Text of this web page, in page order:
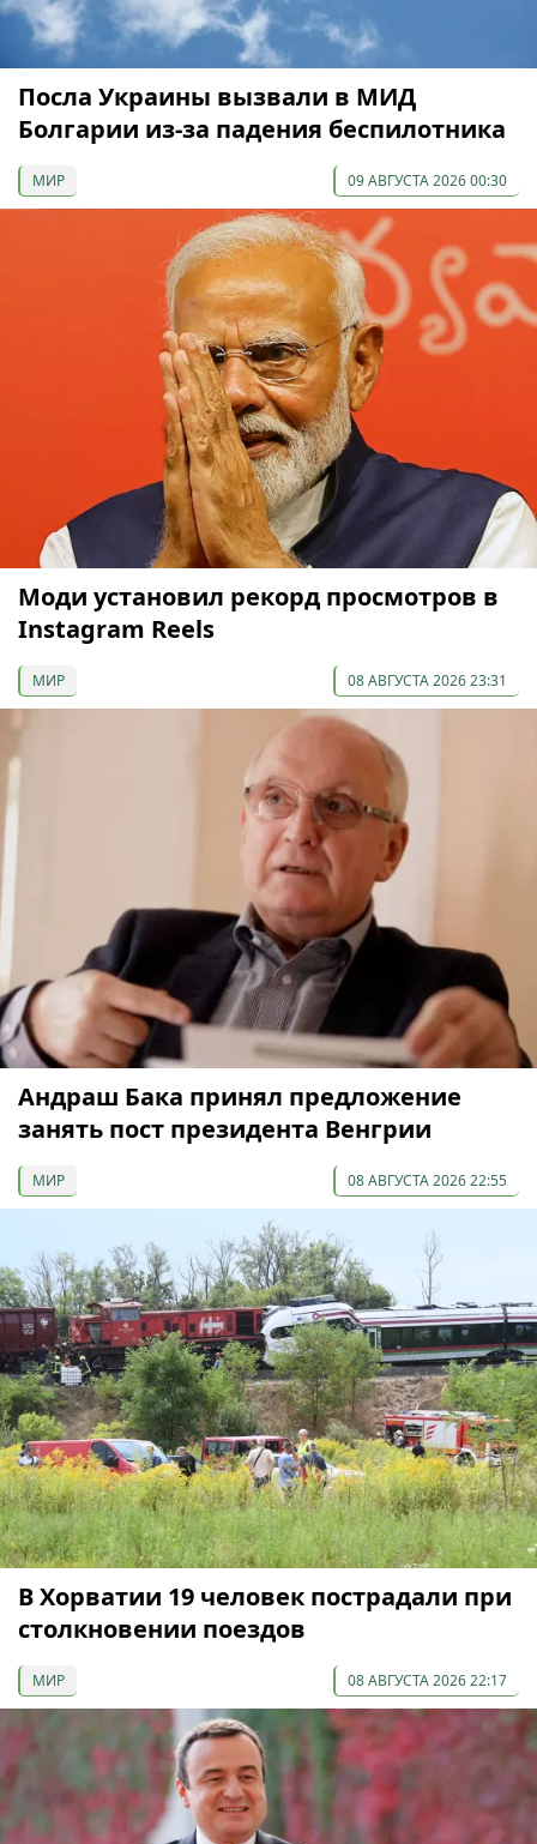
Посла Украины вызвали в МИД
Болгарии из-за падения беспилотника
МИР 09 АВГУСТА 2026 00:30
Моди установил рекорд просмотров в
Instagram Reels
МИР 08 АВГУСТА 2026 23:31
Андраш Бака принял предложение
занять пост президента Венгрии
МИР 08 АВГУСТА 2026 22:55
В Хорватии 19 человек пострадали при
столкновении поездов
МИР 08 АВГУСТА 2026 22:17